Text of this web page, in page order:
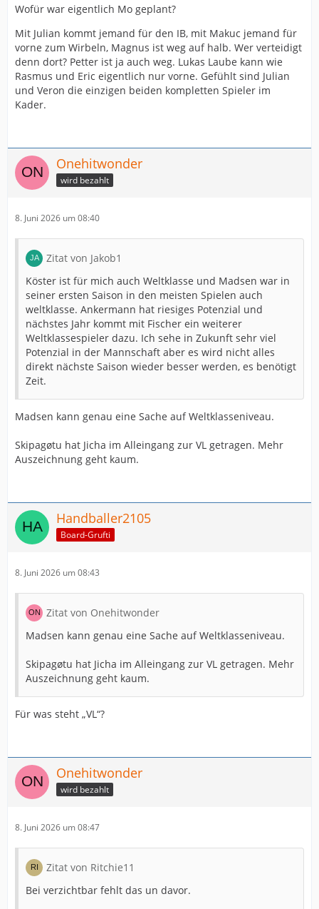
Wofür war eigentlich Mo geplant?
Mit Julian kommt jemand für den IB, mit Makuc jemand für
vorne zum Wirbeln, Magnus ist weg auf halb. Wer verteidigt
denn dort? Petter ist ja auch weg. Lukas Laube kann wie
Rasmus und Eric eigentlich nur vorne. Gefühlt sind Julian
und Veron die einzigen beiden kompletten Spieler im
Kader.
Onehitwonder
wird bezahlt
8. Juni 2026 um 08:40
Zitat von Jakob1
Köster ist für mich auch Weltklasse und Madsen war in
seiner ersten Saison in den meisten Spielen auch
weltklasse. Ankermann hat riesiges Potenzial und
nächstes Jahr kommt mit Fischer ein weiterer
Weltklassespieler dazu. Ich sehe in Zukunft sehr viel
Potenzial in der Mannschaft aber es wird nicht alles
direkt nächste Saison wieder besser werden, es benötigt
Zeit.
Madsen kann genau eine Sache auf Weltklasseniveau.
Skipagøtu hat Jicha im Alleingang zur VL getragen. Mehr
Auszeichnung geht kaum.
Handballer2105
Board-Grufti
8. Juni 2026 um 08:43
Zitat von Onehitwonder
Madsen kann genau eine Sache auf Weltklasseniveau.
Skipagøtu hat Jicha im Alleingang zur VL getragen. Mehr
Auszeichnung geht kaum.
Für was steht „VL“?
Onehitwonder
wird bezahlt
8. Juni 2026 um 08:47
Zitat von Ritchie11
Bei verzichtbar fehlt das un davor.